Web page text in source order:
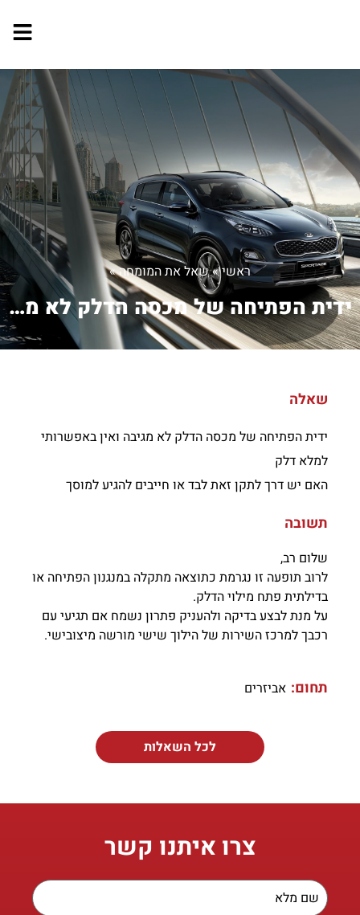
ראשי»שאל את המומחה»
ידית הפתיחה של מכסה הדלק לא מגיבה ואי...
שאלה
ידית הפתיחה של מכסה הדלק לא מגיבה ואין באפשרותי
למלא דלק
האם יש דרך לתקן זאת לבד או חייבים להגיע למוסך
תשובה
שלום רב,
לרוב תופעה זו נגרמת כתוצאה מתקלה במנגנון הפתיחה או
בדילתית פתח מילוי הדלק.
על מנת לבצע בדיקה ולהעניק פתרון נשמח אם תגיעי עם
רכבך למרכז השירות של הילוך שישי מורשה מיצובישי.
תחום: אביזרים
לכל השאלות
צרו איתנו קשר